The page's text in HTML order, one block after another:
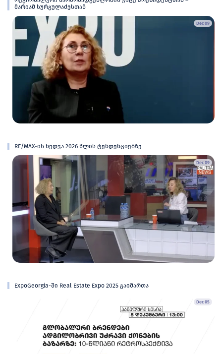
მარიამ სურგულაძესთან
Dec 09
RE/MAX-ის ხედვა 2026 წლის ტენდენციებზე
Dec 09
ExpoGeorgia-ში Real Estate Expo 2025 გაიმართა
Dec 05